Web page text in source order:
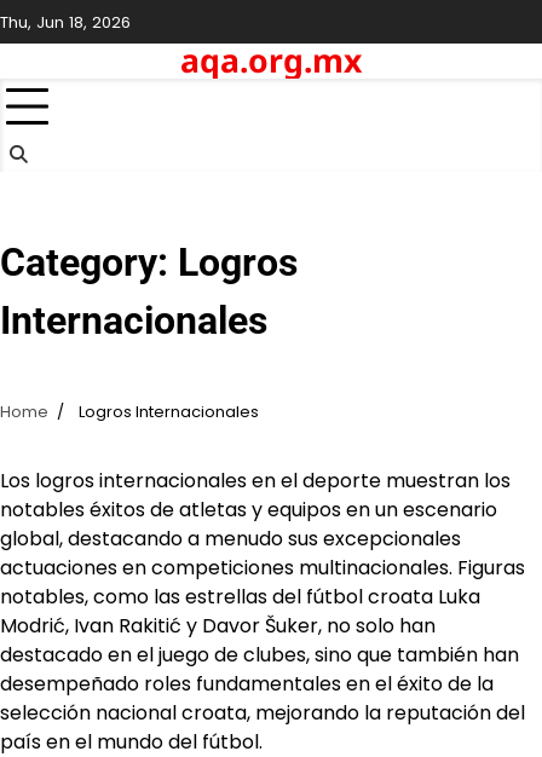
Skip
to
Thu, Jun 18, 2026
aqa.org.mx
Category: Logros
Internacionales
Home Logros Internacionales
Los logros internacionales en el deporte muestran los
notables éxitos de atletas y equipos en un escenario
global, destacando a menudo sus excepcionales
actuaciones en competiciones multinacionales. Figuras
notables, como las estrellas del fútbol croata Luka
Modrić, Ivan Rakitić y Davor Šuker, no solo han
destacado en el juego de clubes, sino que también han
desempeñado roles fundamentales en el éxito de la
selección nacional croata, mejorando la reputación del
país en el mundo del fútbol.